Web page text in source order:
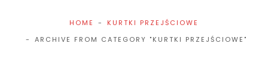
HOME
KURTKI PRZEJŚCIOWE
ARCHIVE FROM CATEGORY "KURTKI PRZEJŚCIOWE"